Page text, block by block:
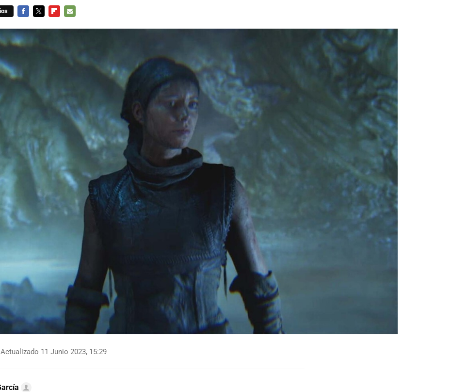
Actualizado 11 Junio 2023, 15:29